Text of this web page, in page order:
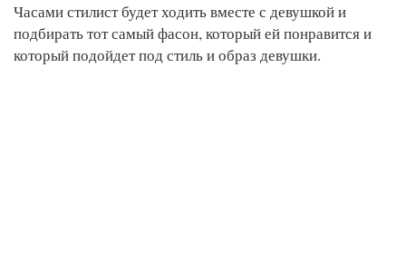
Часами стилист будет ходить вместе с девушкой и
подбирать тот самый фасон, который ей понравится и
который подойдет под стиль и образ девушки.